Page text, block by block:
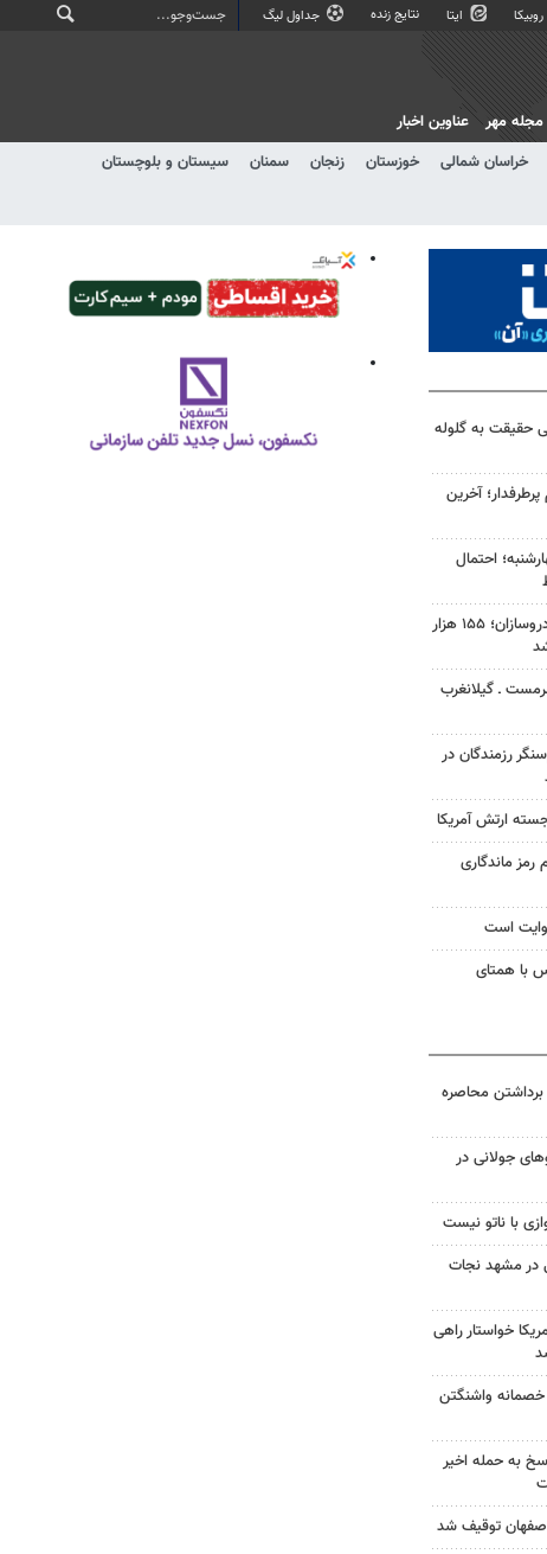
روبیکا ایتا نتایج زنده جداول لیگ
خراسان شمالی خوزستان زنجان سمنان
سیستان و بلوچستان
مجله مهر عناوین اخبار
حقیقت به گلوله
آخرین
احتمال
افت ۳۴ درصدی فروش خودروسازان؛ ۱۵۵ هزار
ـ گیلانغرب
رزمندگان در
ارتش آمریکا
ماندگاری
است
با همتای
محاصره
جولانی در
با ناتو نیست
در مشهد نجات
خواستار راهی
خصمانه واشنگتن
به حمله اخیر